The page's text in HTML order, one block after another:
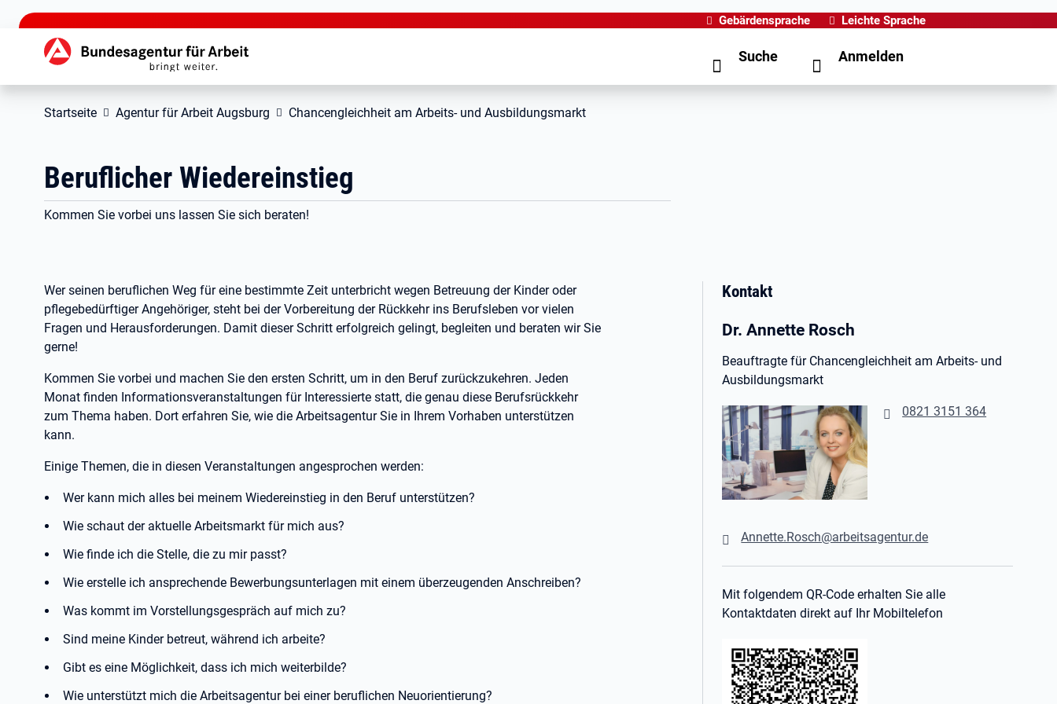
zu den Hauptinhalten springen
Gebärdensprache Leichte Sprache
Hauptnavigation Suche Anmelden
Startseite Agentur für Arbeit Augsburg Chancengleichheit am Arbeits- und Ausbildungsmarkt
Beruflicher Wiedereinstieg
Kommen Sie vorbei uns lassen Sie sich beraten!
Wer seinen beruflichen Weg für eine bestimmte Zeit unterbricht wegen Betreuung der Kinder oder
pflegebedürftiger Angehöriger, steht bei der Vorbereitung der Rückkehr ins Berufsleben vor vielen
Fragen und Herausforderungen. Damit dieser Schritt erfolgreich gelingt, begleiten und beraten wir Sie
gerne!
Kommen Sie vorbei und machen Sie den ersten Schritt, um in den Beruf zurückzukehren. Jeden
Monat finden Informationsveranstaltungen für Interessierte statt, die genau diese Berufsrückkehr
zum Thema haben. Dort erfahren Sie, wie die Arbeitsagentur Sie in Ihrem Vorhaben unterstützen
kann.
Einige Themen, die in diesen Veranstaltungen angesprochen werden:
Wer kann mich alles bei meinem Wiedereinstieg in den Beruf unterstützen?
Wie schaut der aktuelle Arbeitsmarkt für mich aus?
Wie finde ich die Stelle, die zu mir passt?
Wie erstelle ich ansprechende Bewerbungsunterlagen mit einem überzeugenden Anschreiben?
Was kommt im Vorstellungsgespräch auf mich zu?
Sind meine Kinder betreut, während ich arbeite?
Gibt es eine Möglichkeit, dass ich mich weiterbilde?
Wie unterstützt mich die Arbeitsagentur bei einer beruflichen Neuorientierung?
Kontakt
Dr. Annette Rosch
Beauftragte für Chancengleichheit am Arbeits- und
Ausbildungsmarkt
0821 3151 364
Annette.Rosch@arbeitsagentur.de
Mit folgendem QR-Code erhalten Sie alle
Kontaktdaten direkt auf Ihr Mobiltelefon